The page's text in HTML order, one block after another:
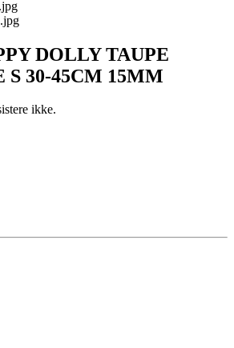
DOLLY TAUPE
30-45CM 15MM
ikke.